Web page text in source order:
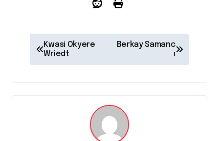
Kwasi Okyere
Wriedt
Berkay Samanc
ı